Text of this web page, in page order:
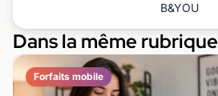
B&YOU
Dans la même rubrique
Forfaits mobile